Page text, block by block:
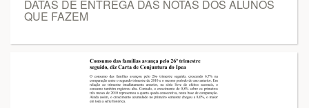
DATAS DE ENTREGA DAS NOTAS DOS ALUNOS
QUE FAZEM